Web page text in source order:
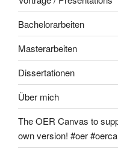
Bachelorarbeiten
Masterarbeiten
Dissertationen
Über mich
The OER Canvas to
own version! #oer